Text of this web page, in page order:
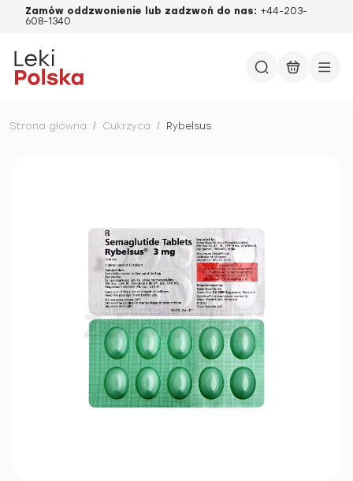
Zamów oddzwonienie lub zadzwoń do nas: +44-203-
608-1340
Strona główna / Cukrzyca / Rybelsus